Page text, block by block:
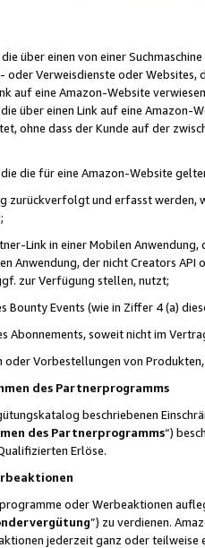
über einen von einer
Verweisdienste oder Websites,
auf eine Amazon-Website
über einen Link auf eine
ohne dass der Kunde auf der
die für eine Amazon-Website
zurückverfolgt und erfasst werden,
Link in einer Mobilen
Anwendung, der nicht Creators
zur Verfügung stellen, nutzt;
Bounty Events (wie in Ziffer 4 (a)
Abonnements, soweit nicht im
Vorbestellungen von
des Partnerprogramms
beschriebenen
des Partnerprogramms“)
Erlöse.
oder Werbeaktionen
”) zu verdienen.
jederzeit ganz oder